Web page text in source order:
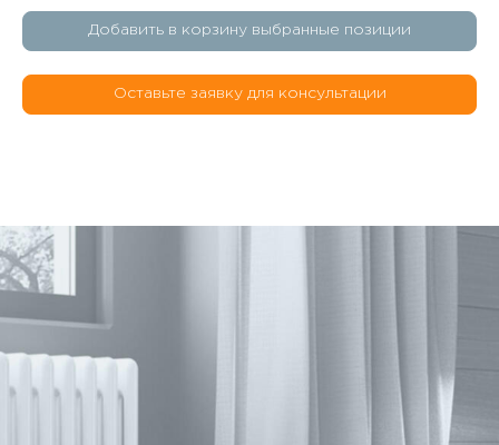
Добавить в корзину выбранные позиции
Оставьте заявку для консультации